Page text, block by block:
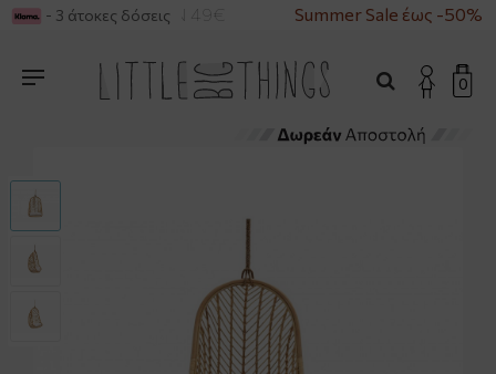
ΑΓΟΡΕΣ ΑΝΩ ΤΩΝ 49€ Summer Sale έως -50%
- 3 άτοκες δόσεις
0